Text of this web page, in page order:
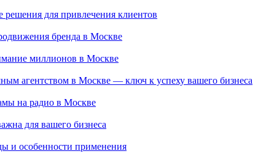
для привлечения клиентов
бренда в Москве
миллионов в Москве
агентством в Москве — ключ к успеху вашего бизнеса
на радио в Москве
для вашего бизнеса
и особенности применения